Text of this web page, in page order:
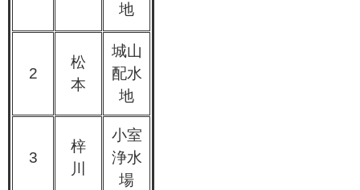
地
2
松
本
城山
配水
地
3
梓
川
小室
浄水
場